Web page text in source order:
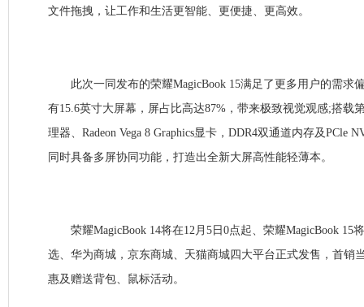
文件拖拽，让工作和生活更智能、更便捷、更高效。
此次一同发布的荣耀MagicBook 15满足了更多用户的需求
有15.6英寸大屏幕，屏占比高达87%，带来极致视觉观感;搭载
理器、Radeon Vega 8 Graphics显卡，DDR4双通道内存及PCle
同时具备多屏协同功能，打造出全新大屏高性能轻薄本。
荣耀MagicBook 14将在12月5日0点起、荣耀MagicBook 15
选、华为商城，京东商城、天猫商城四大平台正式发售，首销
惠及赠送背包、鼠标活动。